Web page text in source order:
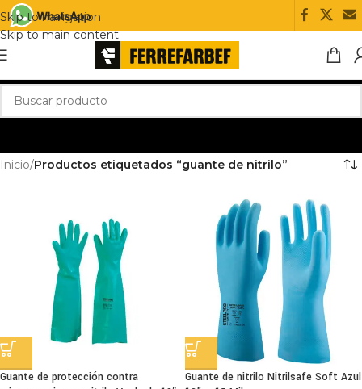
Skip to navigation
Skip to main content
Inicio/Productos etiquetados “guante de nitrilo”
Guante de protección contra
Guante de nitrilo Nitrilsafe Soft Azul